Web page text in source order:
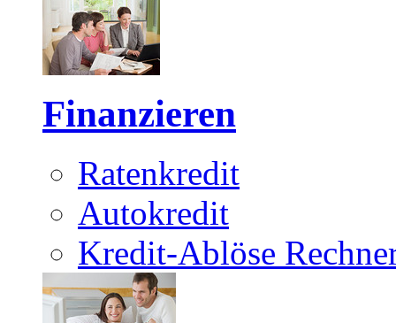
Finanzieren
Ratenkredit
Autokredit
Kredit-Ablöse